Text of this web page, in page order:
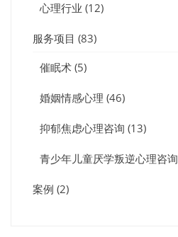
心理行业 (12)
服务项目 (83)
催眠术 (5)
婚姻情感心理 (46)
抑郁焦虑心理咨询 (13)
青少年儿童厌学叛逆心理咨询
案例 (2)